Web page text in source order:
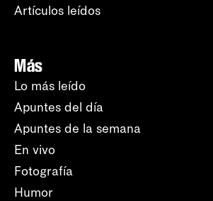
Artículos leídos
Más
Lo más leído
Apuntes del día
Apuntes de la semana
En vivo
Fotografía
Humor